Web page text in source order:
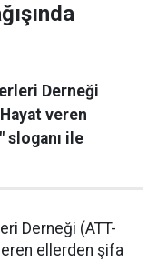
Derneği
veren
sloganı ile
Derneği (ATT-
ellerden şifa